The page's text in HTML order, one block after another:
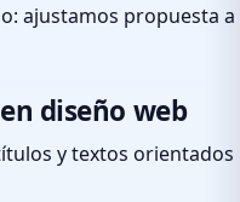
ajustamos propuesta a
diseño web
y textos orientados